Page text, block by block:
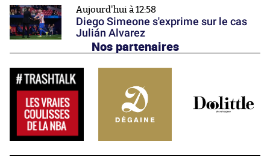
Aujourd'hui à 12:58
Diego Simeone s'exprime sur le cas
Julián Alvarez
Nos partenaires